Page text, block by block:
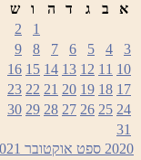
א
ב ג ד ה ו
ש
1
2
3
4
5
6
7
8
9
10
11
12
13
14
15
16
17
18
19
20
21
22
23
24
25
26
27
28
29
30
31
2020 ספט אוקטובר 2021